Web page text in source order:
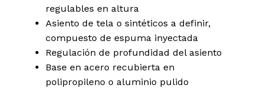
regulables en altura
Asiento de tela o sintéticos a definir,
compuesto de espuma inyectada
Regulación de profundidad del asiento
Base en acero recubierta en
polipropileno o aluminio pulido